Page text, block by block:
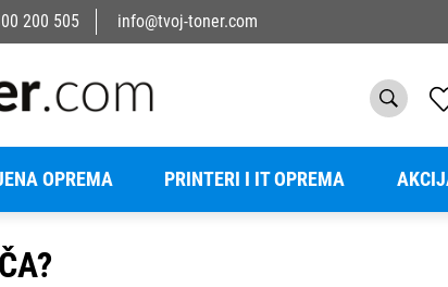
200 505 info@tvoj-toner.com
OPREMA PRINTERI I IT OPREMA